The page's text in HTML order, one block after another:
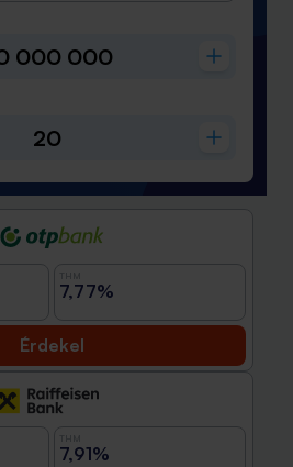
7,77%
Érdekel
7,91%